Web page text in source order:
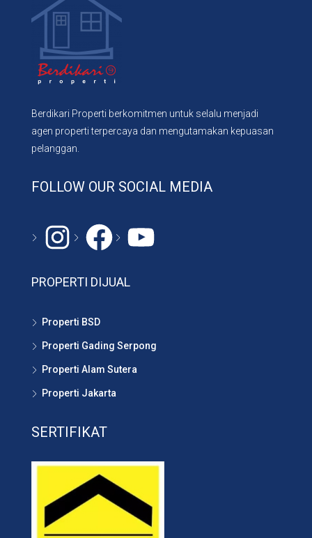
Berdikari Properti berkomitmen untuk selalu menjadi
agen properti terpercaya dan mengutamakan kepuasan
pelanggan.
FOLLOW OUR SOCIAL MEDIA
Instagram
# YouTube
PROPERTI DIJUAL
Properti BSD
Properti Gading Serpong
Properti Alam Sutera
Properti Jakarta
SERTIFIKAT